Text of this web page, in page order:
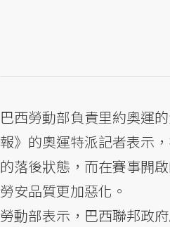
巴西勞動部負責里約奧運
報》的奧運特派記者表示
的落後狀態，而在賽事開
勞安品質更加惡化。
勞動部表示，巴西聯邦政